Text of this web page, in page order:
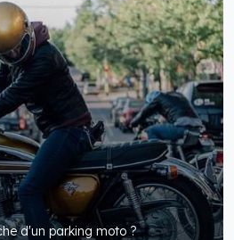
d'un parking moto ?